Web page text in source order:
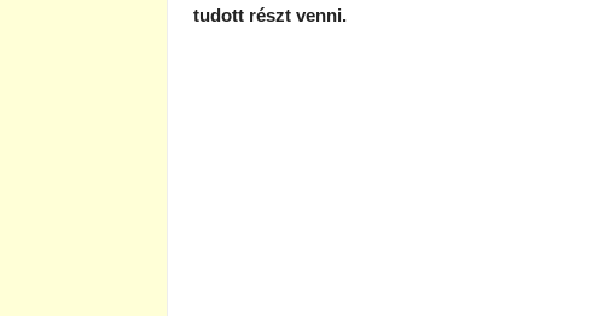
tudott részt venni.